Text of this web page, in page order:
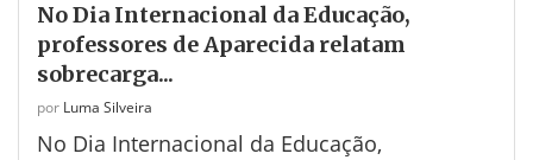
No Dia Internacional da Educação,
professores de Aparecida relatam
sobrecarga...
por Luma Silveira
No Dia Internacional da Educação,